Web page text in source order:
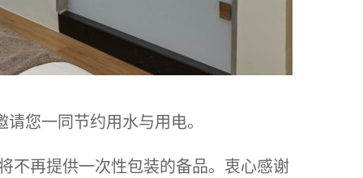
您一同节约用水与用电。
不再提供一次性包装的备品。衷心感谢